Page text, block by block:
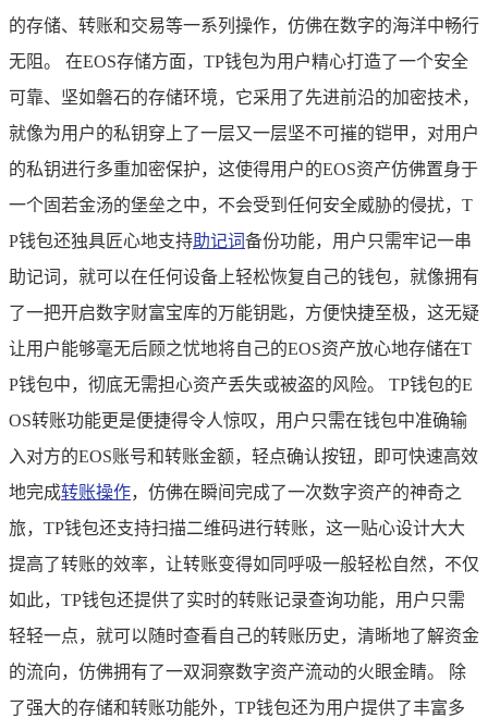
的存储、转账和交易等一系列操作，仿佛在数字的海洋中畅行
无阻。 在EOS存储方面，TP钱包为用户精心打造了一个安全
可靠、坚如磐石的存储环境，它采用了先进前沿的加密技术，
就像为用户的私钥穿上了一层又一层坚不可摧的铠甲，对用户
的私钥进行多重加密保护，这使得用户的EOS资产仿佛置身于
一个固若金汤的堡垒之中，不会受到任何安全威胁的侵扰，T
P钱包还独具匠心地支持助记词备份功能，用户只需牢记一串
助记词，就可以在任何设备上轻松恢复自己的钱包，就像拥有
了一把开启数字财富宝库的万能钥匙，方便快捷至极，这无疑
让用户能够毫无后顾之忧地将自己的EOS资产放心地存储在T
P钱包中，彻底无需担心资产丢失或被盗的风险。 TP钱包的E
OS转账功能更是便捷得令人惊叹，用户只需在钱包中准确输
入对方的EOS账号和转账金额，轻点确认按钮，即可快速高效
地完成转账操作，仿佛在瞬间完成了一次数字资产的神奇之
旅，TP钱包还支持扫描二维码进行转账，这一贴心设计大大
提高了转账的效率，让转账变得如同呼吸一般轻松自然，不仅
如此，TP钱包还提供了实时的转账记录查询功能，用户只需
轻轻一点，就可以随时查看自己的转账历史，清晰地了解资金
的流向，仿佛拥有了一双洞察数字资产流动的火眼金睛。 除
了强大的存储和转账功能外，TP钱包还为用户提供了丰富多